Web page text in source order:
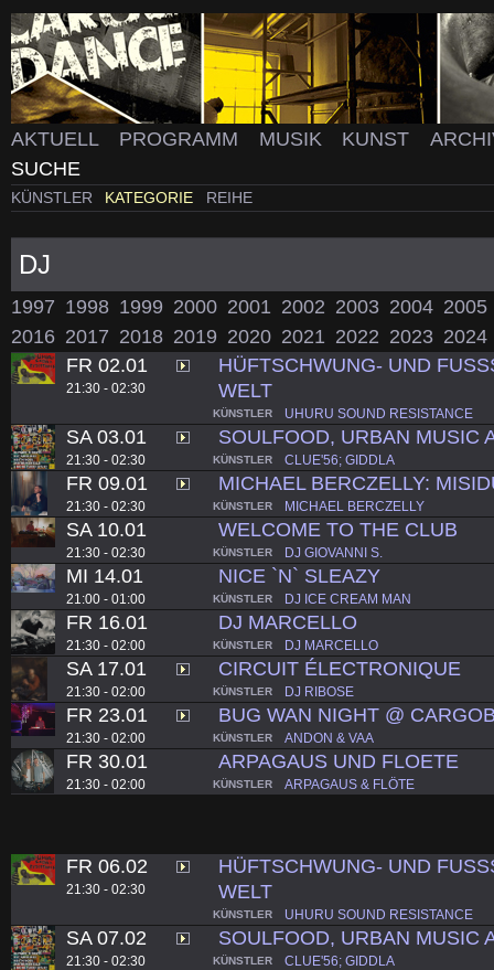
AKTUELL PROGRAMM MUSIK KUNST
SUCHE
KÜNSTLER KATEGORIE REIHE
DJ
1997 1998 1999 2000 2001 2002 2003 2004 2005
2016 2017 2018 2019 2020 2021 2022 2023 2024
FR 02.01
21:30 - 02:30
HÜFTSCHWUNG- UND
WELT
KÜNSTLER UHURU SOUND RESISTANCE
SA 03.01
21:30 - 02:30
SOULFOOD, URBAN MUSIC
KÜNSTLER CLUE'56; GIDDLA
FR 09.01
21:30 - 02:30
MICHAEL BERCZELLY:
KÜNSTLER MICHAEL BERCZELLY
SA 10.01
21:30 - 02:30
WELCOME TO THE CLUB
KÜNSTLER DJ GIOVANNI S.
MI 14.01
21:00 - 01:00
NICE `N` SLEAZY
KÜNSTLER DJ ICE CREAM MAN
FR 16.01
21:30 - 02:00
DJ MARCELLO
KÜNSTLER DJ MARCELLO
SA 17.01
21:30 - 02:00
CIRCUIT ÉLECTRONIQUE
KÜNSTLER DJ RIBOSE
FR 23.01
21:30 - 02:00
BUG WAN NIGHT @
KÜNSTLER ANDON & VAA
FR 30.01
21:30 - 02:00
ARPAGAUS UND FLOETE
KÜNSTLER ARPAGAUS & FLÖTE
FR 06.02
21:30 - 02:30
HÜFTSCHWUNG- UND
WELT
KÜNSTLER UHURU SOUND RESISTANCE
SA 07.02
21:30 - 02:30
SOULFOOD, URBAN MUSIC
KÜNSTLER CLUE'56; GIDDLA